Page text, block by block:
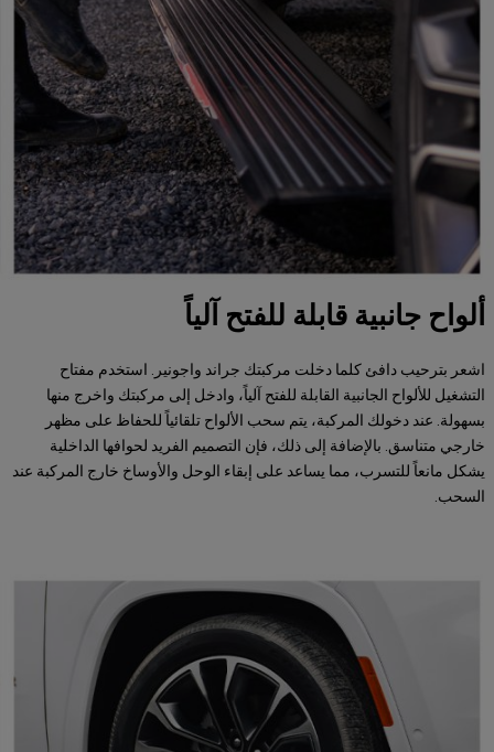
ألواح جانبية قابلة للفتح آلياً
اشعر بترحيب دافئ كلما دخلت مركبتك جراند واجونير. استخدم مفتاح
التشغيل للألواح الجانبية القابلة للفتح آلياً، وادخل إلى مركبتك واخرج منها
بسهولة. عند دخولك المركبة، يتم سحب الألواح تلقائياً للحفاظ على مظهر
خارجي متناسق. بالإضافة إلى ذلك، فإن التصميم الفريد لحوافها الداخلية
يشكل مانعاً للتسرب، مما يساعد على إبقاء الوحل والأوساخ خارج المركبة عند
السحب.